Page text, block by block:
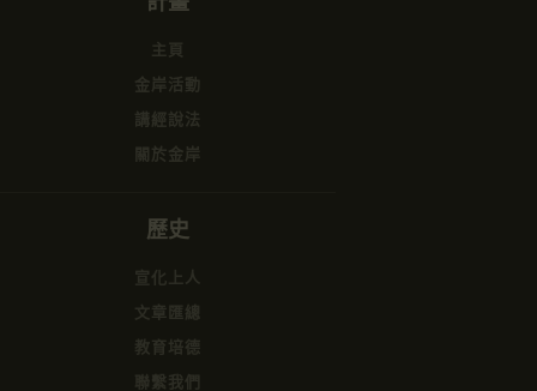
主頁
金岸活動
講經說法
關於金岸
歷史
宣化上人
文章匯總
教育培德
聯繫我們